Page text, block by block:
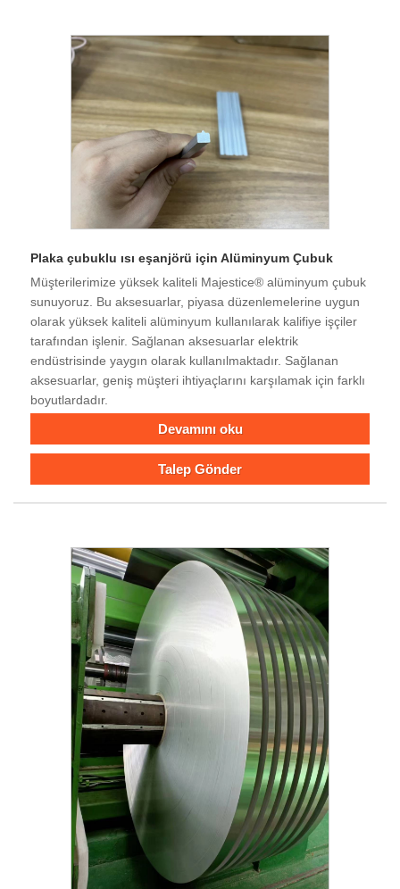
Plaka çubuklu ısı eşanjörü için Alüminyum Çubuk
Müşterilerimize yüksek kaliteli Majestice® alüminyum çubuk
sunuyoruz. Bu aksesuarlar, piyasa düzenlemelerine uygun
olarak yüksek kaliteli alüminyum kullanılarak kalifiye işçiler
tarafından işlenir. Sağlanan aksesuarlar elektrik
endüstrisinde yaygın olarak kullanılmaktadır. Sağlanan
aksesuarlar, geniş müşteri ihtiyaçlarını karşılamak için farklı
boyutlardadır.
Devamını oku
Talep Gönder